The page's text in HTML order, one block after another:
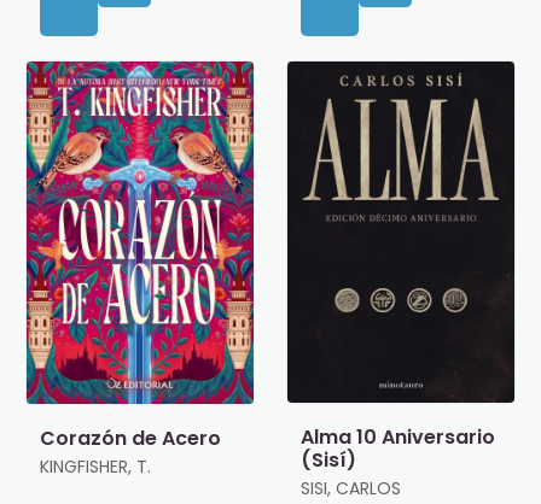
Corazón de Acero
KINGFISHER, T.
Alma 10 Aniversario
(Sisí)
SISI, CARLOS